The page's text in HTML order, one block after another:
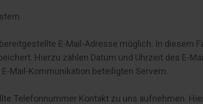
E-Mail-Adresse möglich. In diesem
Hierzu zählen Datum und Uhrzeit des E-
Mail-Kommunikation beteiligten Servern.
Telefonnummer Kontakt zu uns aufnehmen.